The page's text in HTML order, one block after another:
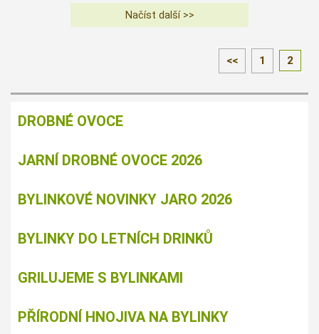
<< 1 2
DROBNÉ OVOCE
JARNÍ DROBNÉ OVOCE 2026
BYLINKOVÉ NOVINKY JARO 2026
BYLINKY DO LETNÍCH DRINKŮ
GRILUJEME S BYLINKAMI
PŘÍRODNÍ HNOJIVA NA BYLINKY